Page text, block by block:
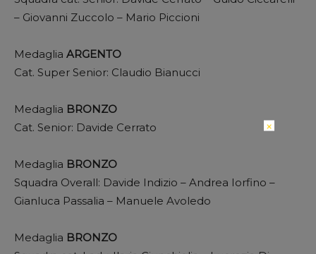
– Giovanni Zuccolo – Mario Piccioni
Medaglia ARGENTO
Cat. Super Senior: Claudio Bianucci
Medaglia BRONZO
Cat. Senior: Davide Cerrato
Medaglia BRONZO
Squadra Overall: Davide Indizio – Andrea Iorfino –
Gianluca Passalia – Manuele Avoledo
Medaglia BRONZO
×